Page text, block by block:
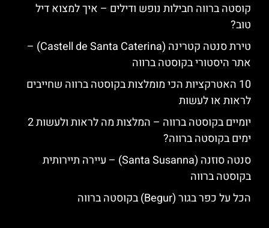
קוסטה ברווה חבילות נופש ודילים – איך למצוא דיל
טוב?
טירת סנטה קטרינה (Castell de Santa Caterina) –
אתר היסטורי בקוסטה ברווה
10 האטרקציות הכי מומלצות בקוסטה ברווה שחייבים
לראות או לעשות
יומיים בקוסטה ברווה – המלצות מה לראות ולעשות 2
ימים בקוסטה ברווה?
סנטה סוזנה (Santa Susanna) – עיירה תיירותית
בקוסטה ברווה
הכל על כפר בגור (Begur) בקוסטה ברווה